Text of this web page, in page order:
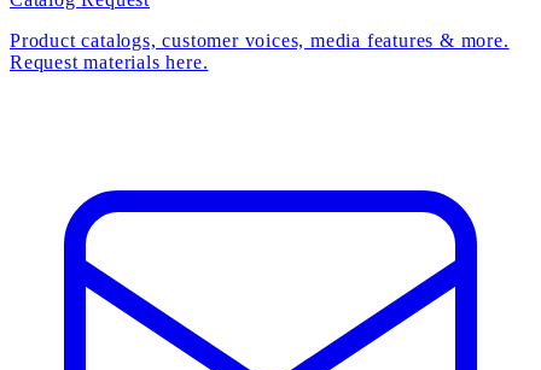
Product catalogs, customer voices, media features & more.
Request materials here.